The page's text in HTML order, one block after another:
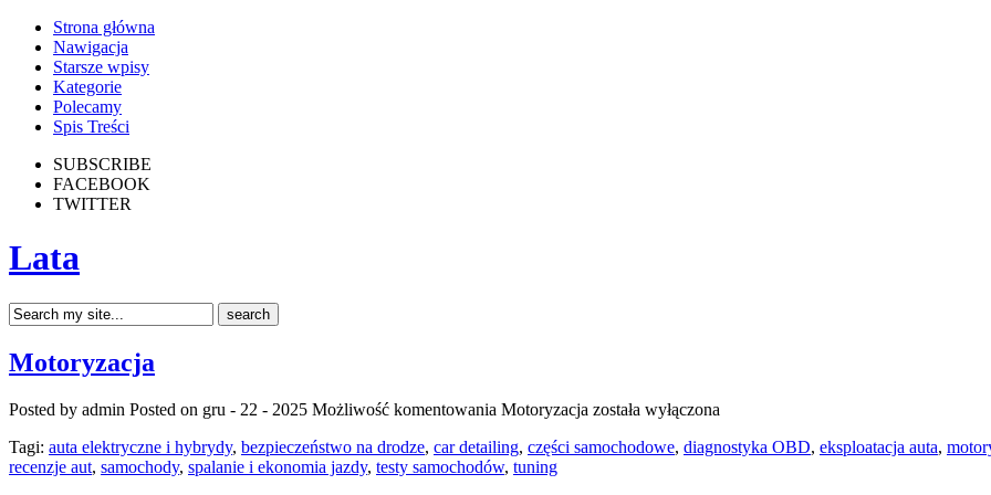
Strona główna
Nawigacja
Starsze wpisy
Kategorie
Polecamy
Spis Treści
SUBSCRIBE
FACEBOOK
TWITTER
Lata
Motoryzacja
Posted by admin Posted on gru - 22 - 2025 Możliwość komentowania Motoryzacja została wyłączona
Tagi: auta elektryczne i hybrydy, bezpieczeństwo na drodze, car detailing, części samochodowe, diagnostyka OBD, eksploatacja auta,
recenzje aut, samochody, spalanie i ekonomia jazdy, testy samochodów, tuning